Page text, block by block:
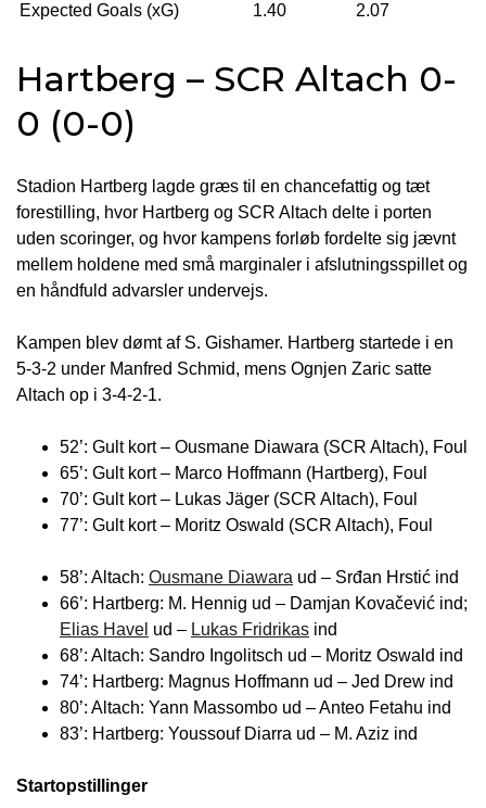
Expected Goals (xG)
1.40 2.07
Hartberg – SCR Altach 0-
0 (0-0)
Stadion Hartberg lagde græs til en chancefattig og tæt
forestilling, hvor Hartberg og SCR Altach delte i porten
uden scoringer, og hvor kampens forløb fordelte sig jævnt
mellem holdene med små marginaler i afslutningsspillet og
en håndfuld advarsler undervejs.
Kampen blev dømt af S. Gishamer. Hartberg startede i en
5-3-2 under Manfred Schmid, mens Ognjen Zaric satte
Altach op i 3-4-2-1.
52’: Gult kort – Ousmane Diawara (SCR Altach), Foul
65’: Gult kort – Marco Hoffmann (Hartberg), Foul
70’: Gult kort – Lukas Jäger (SCR Altach), Foul
77’: Gult kort – Moritz Oswald (SCR Altach), Foul
58’: Altach: Ousmane Diawara ud – Srđan Hrstić ind
66’: Hartberg: M. Hennig ud – Damjan Kovačević ind;
Elias Havel ud – Lukas Fridrikas ind
68’: Altach: Sandro Ingolitsch ud – Moritz Oswald ind
74’: Hartberg: Magnus Hoffmann ud – Jed Drew ind
80’: Altach: Yann Massombo ud – Anteo Fetahu ind
83’: Hartberg: Youssouf Diarra ud – M. Aziz ind
Startopstillinger